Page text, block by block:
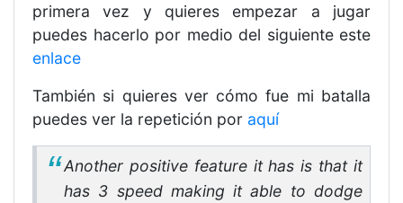
primera vez y quieres empezar a jugar
puedes hacerlo por medio del siguiente este
enlace
También si quieres ver cómo fue mi batalla
puedes ver la repetición por aquí
Another positive feature it has is that it
has 3 speed making it able to dodge